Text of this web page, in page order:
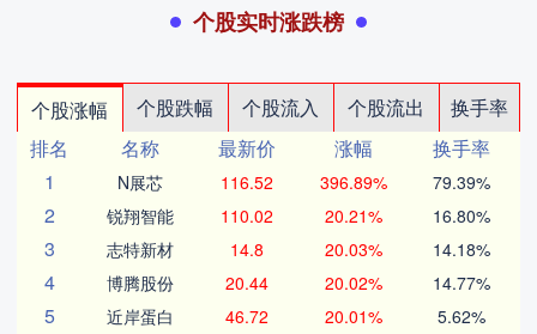
个股实时涨跌榜
个股涨幅 个股跌幅 个股流入 个股流出
换手率
排名
名称 最新价 涨幅
换手率
1
N展芯 116.52 396.89% 79.39%
2 锐翔智能 110.02 20.21% 16.80%
3 志特新材 14.8 20.03% 14.18%
4 博腾股份 20.44 20.02% 14.77%
5 近岸蛋白 46.72 20.01% 5.62%